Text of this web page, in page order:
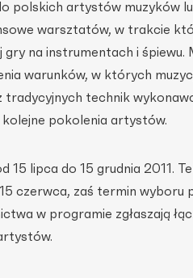
polskich artystów muzyków
warsztatów, w trakcie
na instrumentach i śpiewu.
warunków, w których
tradycyjnych technik
pokolenia artystów.
lipca do 15 grudnia 2011.
czerwca, zaś termin
w programie zgłaszają